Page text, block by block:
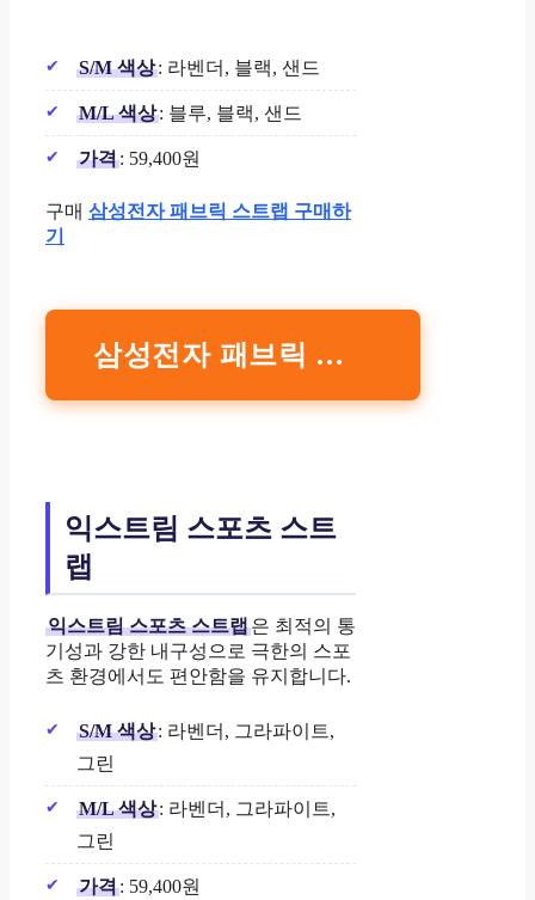
S/M 색상: 라벤더, 블랙, 샌드
M/L 색상: 블루, 블랙, 샌드
가격: 59,400원
구매 삼성전자 패브릭 스트랩 구매하
기
삼성전자 패브릭 스트랩 구매하기
익스트림 스포츠 스트
랩
익스트림 스포츠 스트랩은 최적의 통
기성과 강한 내구성으로 극한의 스포
츠 환경에서도 편안함을 유지합니다.
S/M 색상: 라벤더, 그라파이트,
그린
M/L 색상: 라벤더, 그라파이트,
그린
가격: 59,400원